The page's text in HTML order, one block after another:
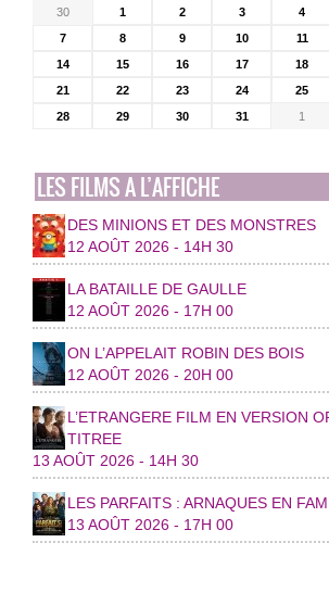
30
1 2 3 4
7
8 9 10 11
14
15 16 17 18
21
22 23 24 25
28
29 30 31 1
LES FILMS A L’AFFICHE
DES MINIONS ET DES MONSTRES
12 AOÛT 2026 - 14H 30
LA BATAILLE DE GAULLE
12 AOÛT 2026 - 17H 00
ON L’APPELAIT ROBIN DES BOIS
12 AOÛT 2026 - 20H 00
L’ETRANGERE FILM EN VERSION
TITREE
13 AOÛT 2026 - 14H 30
LES PARFAITS : ARNAQUES EN
13 AOÛT 2026 - 17H 00